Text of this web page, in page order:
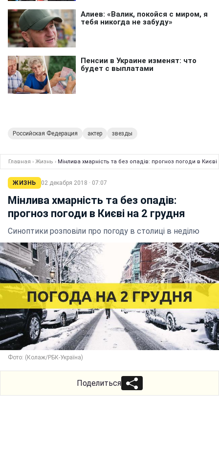
Российская Федерация актер звезды
Главная › Жизнь › Мінлива хмарність та без опадів: прогноз погоди в Києві
ЖИЗНЬ 02 декабря 2018 · 07:07
Мінлива хмарність та без опадів:
прогноз погоди в Києві на 2 грудня
Синоптики розповіли про погоду в столиці в неділю
Фото: (Колаж/РБК-Україна)
Поделиться